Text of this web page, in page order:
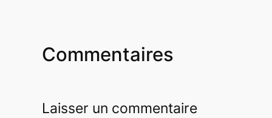
Commentaires
Laisser un commentaire